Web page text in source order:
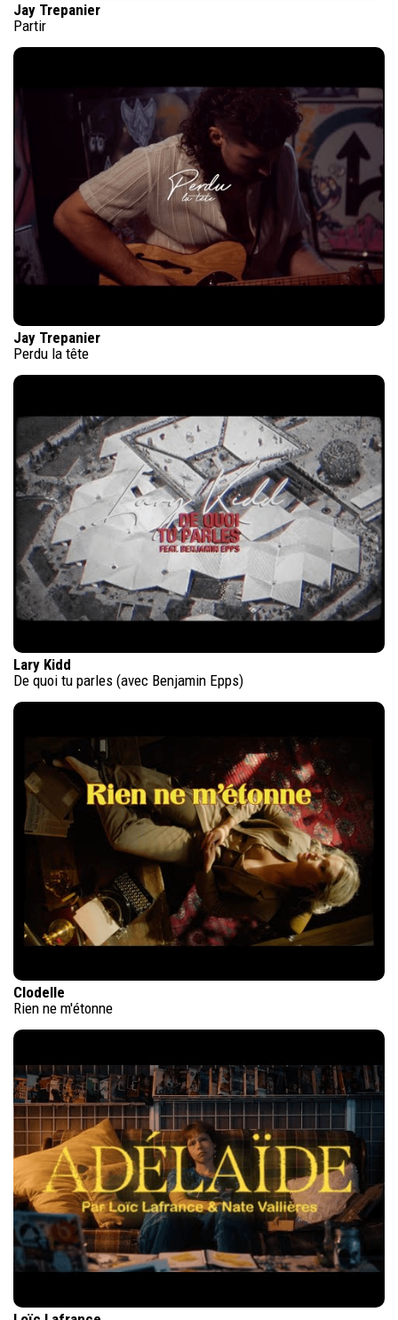
Jay Trepanier
Partir
Jay Trepanier
Perdu la tête
Lary Kidd
De quoi tu parles (avec Benjamin Epps)
Clodelle
Rien ne m'étonne